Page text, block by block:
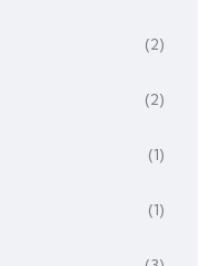
(2)
(2)
(1)
(1)